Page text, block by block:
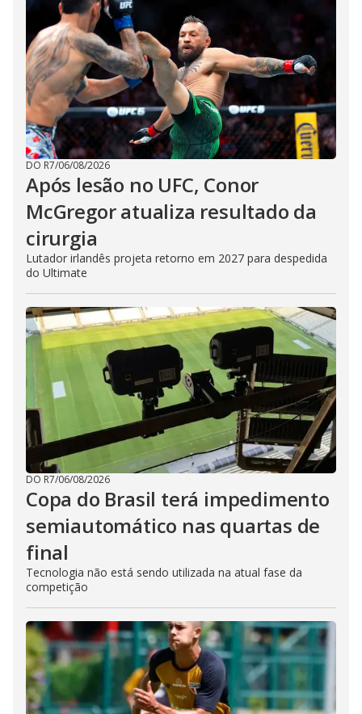
DO R7/06/08/2026
Após lesão no UFC, Conor
McGregor atualiza resultado da
cirurgia
Lutador irlandês projeta retorno em 2027 para despedida
do Ultimate
DO R7/06/08/2026
Copa do Brasil terá impedimento
semiautomático nas quartas de
final
Tecnologia não está sendo utilizada na atual fase da
competição